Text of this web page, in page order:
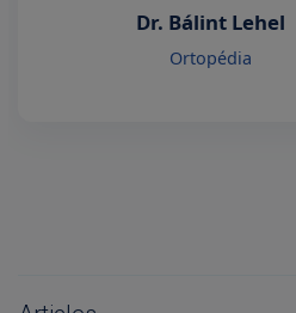
Dr. Bálint Lehel
Ortopédia